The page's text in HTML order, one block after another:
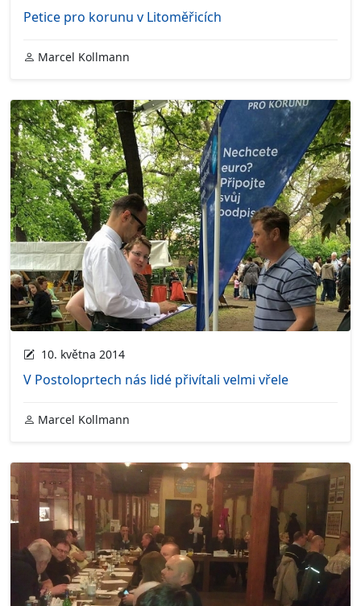
Petice pro korunu v Litoměřicích
Marcel Kollmann
10. května 2014
V Postoloprtech nás lidé přivítali velmi vřele
Marcel Kollmann